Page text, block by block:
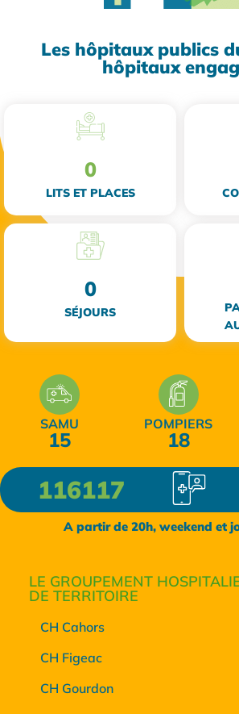
Les hôpitaux publics
hôpitaux
LITS ET PLACES
0
SÉJOURS
0
SAMU
15
POMPIERS
18
116117
A partir de 20h, weekend et
LE GROUPEMENT
DE TERRITOIRE
CH Cahors
CH Figeac
CH Gourdon